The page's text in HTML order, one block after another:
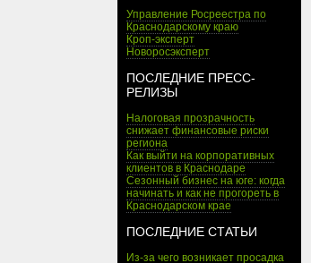
Управление Росреестра по
Краснодарскому краю
Кроп-эксперт
Новоросэксперт
ПОСЛЕДНИЕ ПРЕСС-
РЕЛИЗЫ
Налоговая прозрачность
снижает финансовые риски
региона
Как выйти на корпоративных
клиентов в Краснодаре
Сезонный бизнес на юге: когда
начинать и как не прогореть в
Краснодарском крае
ПОСЛЕДНИЕ СТАТЬИ
Из-за чего возникает просадка